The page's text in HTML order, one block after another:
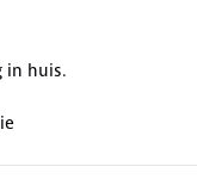
in huis.